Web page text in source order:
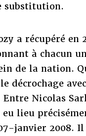
substitution.
a récupéré en
à chacun
de la nation.
décrochage
Entre Nicolas
lieu
janvier 2008.